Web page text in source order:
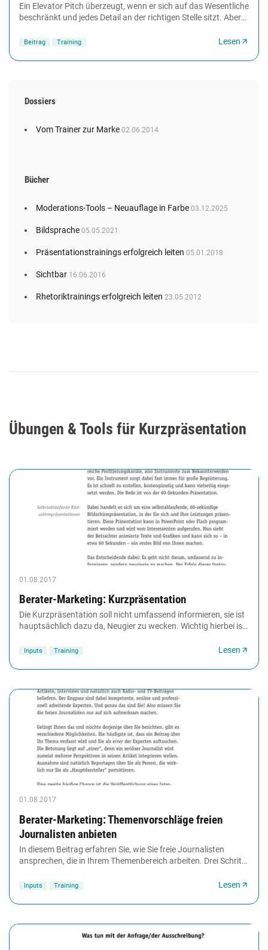
Ein Elevator Pitch überzeugt, wenn er sich auf das Wesentliche
beschränkt und jedes Detail an der richtigen Stelle sitzt. Aber
Beitrag Training Lesen
Dossiers
Vom Trainer zur Marke 02.06.2014
Bücher
Moderations-Tools – Neuauflage in Farbe 03.12.2025
Bildsprache 05.05.2021
Präsentationstrainings erfolgreich leiten 05.01.2018
Sichtbar 16.06.2016
Rhetoriktrainings erfolgreich leiten 23.05.2012
Übungen & Tools für Kurzpräsentation
01.08.2017
Berater-Marketing: Kurzpräsentation
Die Kurzpräsentation soll nicht umfassend informieren, sie ist
hauptsächlich dazu da, Neugier zu wecken. Wichtig hierbei ist,
Inputs Training Lesen
01.08.2017
Berater-Marketing: Themenvorschläge freien
Journalisten anbieten
In diesem Beitrag erfahren Sie, wie Sie freie Journalisten
ansprechen, die in Ihrem Themenbereich arbeiten. Drei Schritte
Inputs Training Lesen